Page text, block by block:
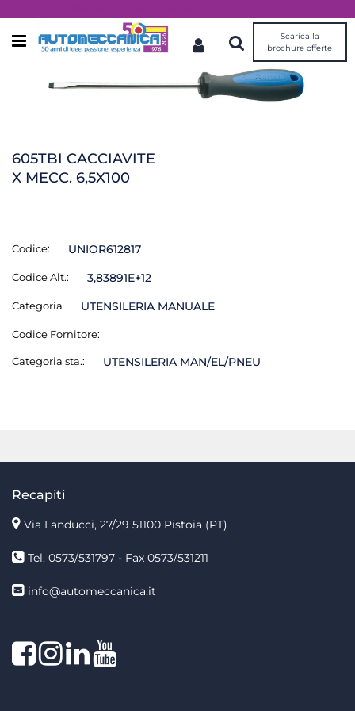
Open menu
Scarica la
brochure offerte
605TBI CACCIAVITE
X MECC. 6,5X100
Codice: UNIOR612817
Codice Alt.: 3,83891E+12
Categoria UTENSILERIA MANUALE
Codice Fornitore:
Categoria sta.: UTENSILERIA MAN/EL/PNEU
Recapiti
Via Landucci, 27/29 51100 Pistoia (PT)
Tel. 0573/531797 - Fax 0573/531211
info@automeccanica.it
FacebookInstagram
linkedin